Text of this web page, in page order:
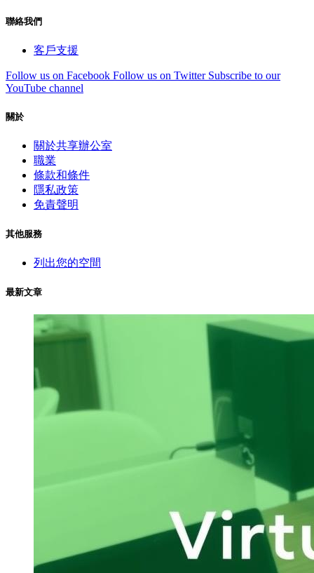
聯絡我們
客戶支援
Follow us on Facebook Follow us on Twitter Subscribe to our
YouTube channel
關於
關於共享辦公室
職業
條款和條件
隱私政策
免責聲明
其他服務
列出您的空間
最新文章